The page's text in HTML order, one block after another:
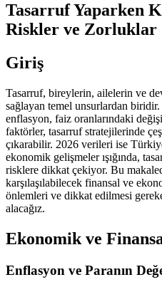
Tasarruf Yaparken
Riskler ve Zorluklar
Giriş
Tasarruf, bireylerin, ailelerin ve
sağlayan temel unsurlardan
enflasyon, faiz oranlarındaki
faktörler, tasarruf stratejilerinde
çıkarabilir. 2026 verileri ise
ekonomik gelişmeler ışığında,
risklere dikkat çekiyor. Bu
karşılaşılabilecek finansal ve
önlemleri ve dikkat edilmesi
alacağız.
Ekonomik ve
Enflasyon ve Paranın